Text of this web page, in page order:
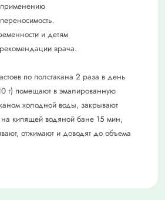
применению
и детям
врача.
по полстакана 2 раза в день
г) помещают в эмалированную
холодной воды, закрывают
кипящей водяной бане 15 мин,
отжимают и доводят до объема